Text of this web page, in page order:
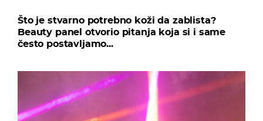
Što je stvarno potrebno koži da zablista?
Beauty panel otvorio pitanja koja si i same
često postavljamo...